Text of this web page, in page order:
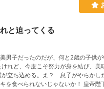
と迫ってくる
男子だったのだが、何と2歳の子供
ど、今度こそ努力が身を結び、美
皇帝陛下×美貌のオメガに入り込んだお